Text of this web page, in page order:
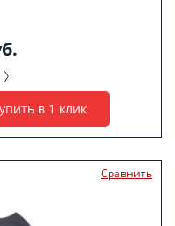
в 1 клик
Сравнить